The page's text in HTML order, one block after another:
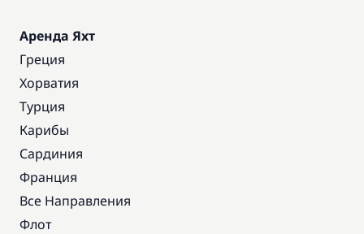
Аренда Яхт
Греция
Хорватия
Турция
Карибы
Сардиния
Франция
Все Направления
Флот